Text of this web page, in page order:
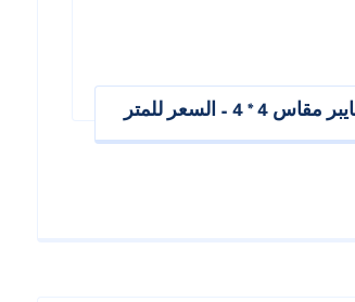
* 4 – السعر للمتر